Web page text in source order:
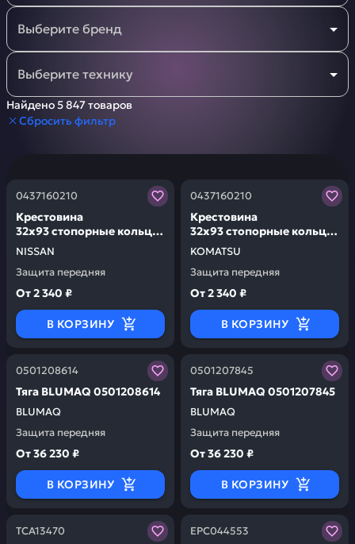
Найдено 5 847 товаров
Сбросить фильтр
Выберите бренд
Выберите технику
0437160210
NISSAN
Крестовина
32x93 стопорные кольца
в комплекте NISSAN
0437160210
Защита передняя
Заказывая запчасти у нас, вы получаете гарантию
От2 340 ₽
В КОРЗИНУ
0437160210
KOMATSU
Крестовина
32x93 стопорные кольца
в комплекте KOMATSU
0437160210
Защита передняя
Заказывая запчасти у
От2 340 ₽
В КОРЗИНУ
0501208614
BLUMAQ
Тяга BLUMAQ 0501208614
Защита передняя
Заказывая запчасти у нас, вы получаете гарантию
От36 230 ₽
В КОРЗИНУ
0501207845
BLUMAQ
Тяга BLUMAQ 0501207845
Защита передняя
Заказывая запчасти у
От36 230 ₽
В КОРЗИНУ
TCA13470
Заказывая запчасти у нас, вы получаете гарантию
EPC044553
Заказывая запчасти у
3
4
…
147